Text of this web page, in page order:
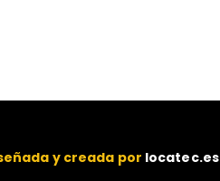
y creada por locatec.es